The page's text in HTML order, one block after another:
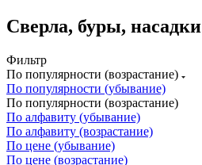
Сверла, буры, насадки
Фильтр
По популярности (возрастание)
По популярности (убывание)
По популярности (возрастание)
По алфавиту (убывание)
По алфавиту (возрастание)
По цене (убывание)
По цене (возрастание)